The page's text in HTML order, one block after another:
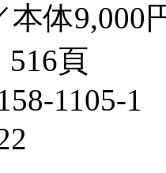
本体9,000
頁
1105-1